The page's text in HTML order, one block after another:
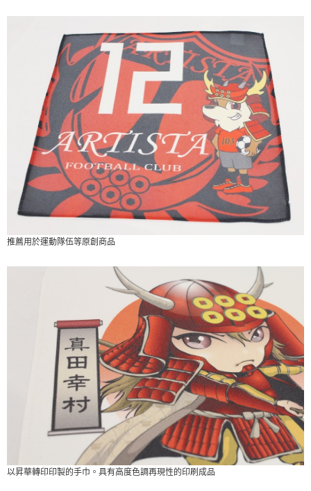
推薦用於運動隊伍等原創商品
以昇華轉印印製的手巾。具有高度色調再現性的印刷成品